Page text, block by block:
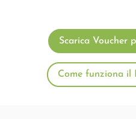
Scarica Voucher
Come funziona il